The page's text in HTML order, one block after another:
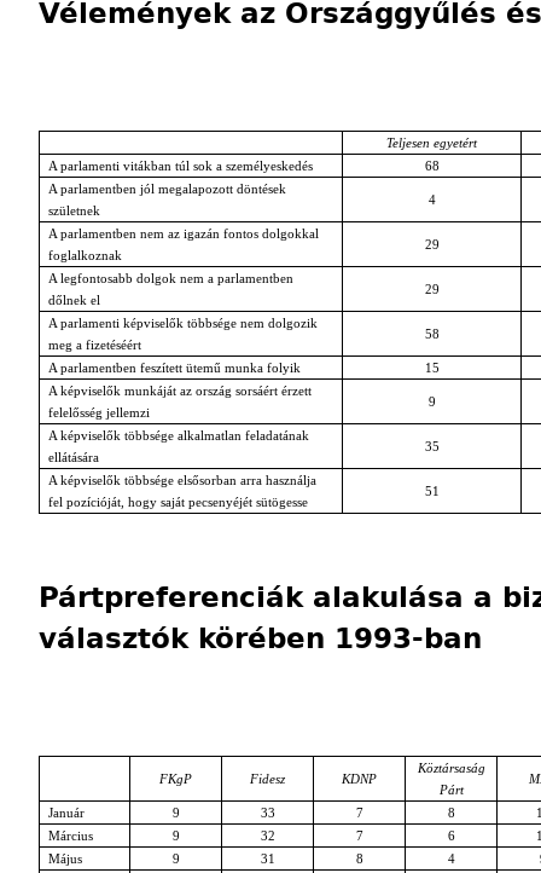
Vélemények az Országgyűlés
Teljesen egyetért
A parlamenti vitákban túl sok a személyeskedés
68
A parlamentben jól megalapozott döntések
születnek
4
A parlamentben nem az igazán fontos dolgokkal
foglalkoznak
29
A legfontosabb dolgok nem a parlamentben
dőlnek el
29
A parlamenti képviselők többsége nem dolgozik
meg a fizetéséért
58
A parlamentben feszített ütemű munka folyik
15
A képviselők munkáját az ország sorsáért érzett
felelősség jellemzi
9
A képviselők többsége alkalmatlan feladatának
ellátására
35
A képviselők többsége elsősorban arra használja
fel pozícióját, hogy saját pecsenyéjét sütögesse
51
Pártpreferenciák alakulása a
választók körében 1993-ban
FKgP Fidesz KDNP
Köztársaság
Párt
Január 9 33 7 8
Március
9 32 7 6
Május
9 31 8 4